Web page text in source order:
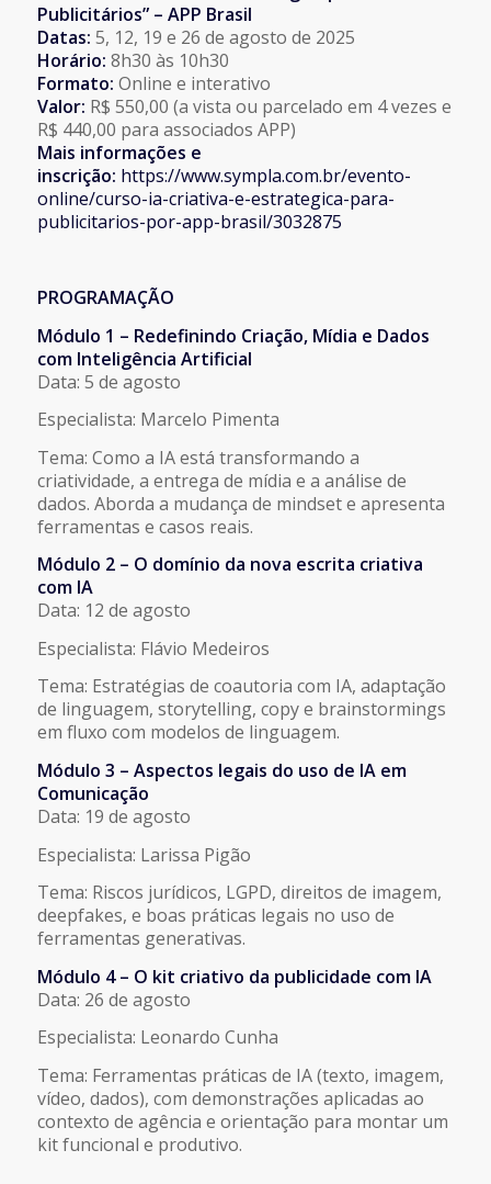
Publicitários” – APP Brasil
Datas: 5, 12, 19 e 26 de agosto de 2025
Horário: 8h30 às 10h30
Formato: Online e interativo
Valor: R$ 550,00 (a vista ou parcelado em 4 vezes e
R$ 440,00 para associados APP)
Mais informações e
inscrição: https://www.sympla.com.br/evento-
online/curso-ia-criativa-e-estrategica-para-
publicitarios-por-app-brasil/3032875
PROGRAMAÇÃO
Módulo 1 – Redefinindo Criação, Mídia e Dados
com Inteligência Artificial
Data: 5 de agosto
Especialista: Marcelo Pimenta
Tema: Como a IA está transformando a
criatividade, a entrega de mídia e a análise de
dados. Aborda a mudança de mindset e apresenta
ferramentas e casos reais.
Módulo 2 – O domínio da nova escrita criativa
com IA
Data: 12 de agosto
Especialista: Flávio Medeiros
Tema: Estratégias de coautoria com IA, adaptação
de linguagem, storytelling, copy e brainstormings
em fluxo com modelos de linguagem.
Módulo 3 – Aspectos legais do uso de IA em
Comunicação
Data: 19 de agosto
Especialista: Larissa Pigão
Tema: Riscos jurídicos, LGPD, direitos de imagem,
deepfakes, e boas práticas legais no uso de
ferramentas generativas.
Módulo 4 – O kit criativo da publicidade com IA
Data: 26 de agosto
Especialista: Leonardo Cunha
Tema: Ferramentas práticas de IA (texto, imagem,
vídeo, dados), com demonstrações aplicadas ao
contexto de agência e orientação para montar um
kit funcional e produtivo.